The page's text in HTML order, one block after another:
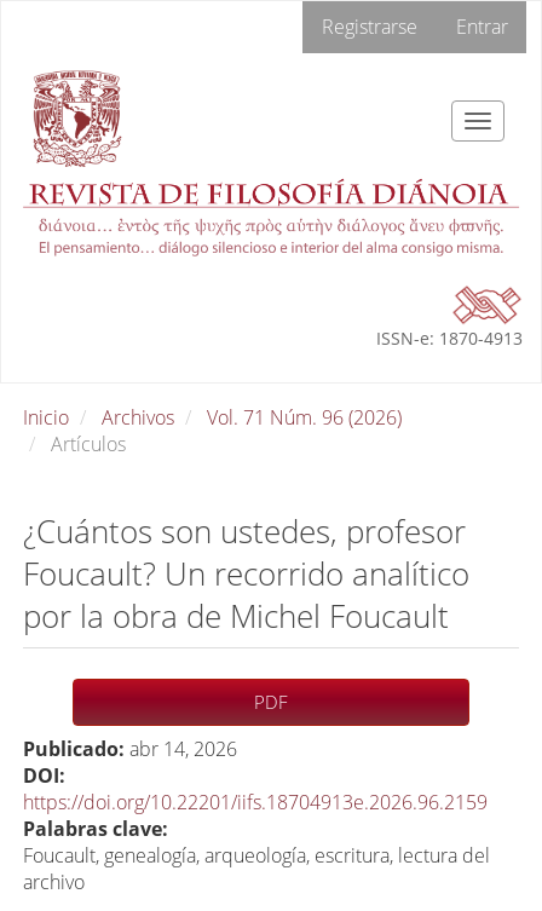
Contenido
principal
Barra
lateral
Registrarse Entrar
Toggle
ISSN-e: 1870-4913
Inicio Archivos
Vol. 71 Núm. 96 (2026)
Artículos
¿Cuántos son ustedes, profesor
Foucault? Un recorrido analítico
por la obra de Michel Foucault
Barra
lateral
del
artículo
PDF
Publicado: abr 14, 2026
DOI:
https://doi.org/10.22201/iifs.18704913e.2026.96.2159
Palabras clave:
Foucault, genealogía, arqueología, escritura, lectura del
archivo